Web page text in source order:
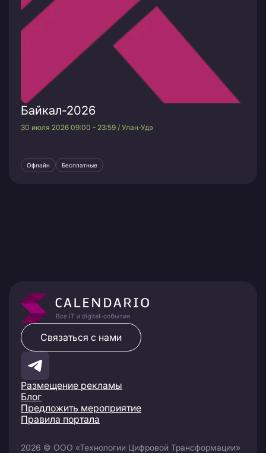
Байкал-2026
30 июля 2026 09:00 - 23:59 / Улан-Удэ
Офлайн Бесплатные
Размещение рекламы
Блог
Предложить мероприятие
Правила портала
Связаться с нами
2026 © ООО «Технологии Цифровой Трансформации»